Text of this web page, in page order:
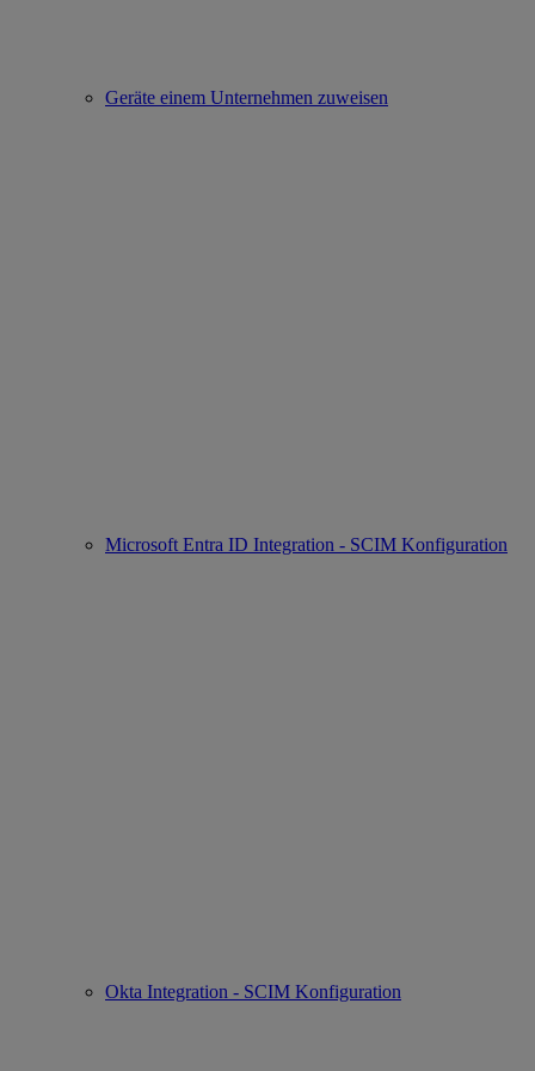
Geräte einem Unternehmen zuweisen
Microsoft Entra ID Integration - SCIM Konfiguration
Okta Integration - SCIM Konfiguration